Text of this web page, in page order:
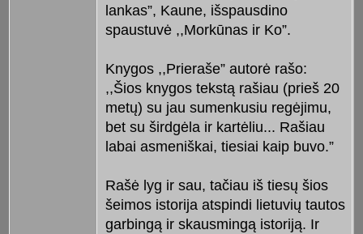
lankas”, Kaune, išspausdino
spaustuvė ,,Morkūnas ir Ko”.
Knygos ,,Prieraše” autorė rašo:
,,Šios knygos tekstą rašiau (prieš 20
metų) su jau sumenkusiu regėjimu,
bet su širdgėla ir kartėliu... Rašiau
labai asmeniškai, tiesiai kaip buvo.”
Rašė lyg ir sau, tačiau iš tiesų šios
šeimos istorija atspindi lietuvių tautos
garbingą ir skausmingą istoriją. Ir